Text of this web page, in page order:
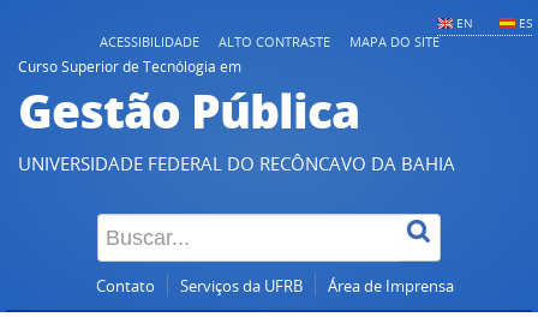
EN ES
ACESSIBILIDADE ALTO CONTRASTE
MAPA DO SITE
Curso Superior de Tecnólogia em
Gestão Pública
UNIVERSIDADE FEDERAL DO RECÔNCAVO DA BAHIA
Contato Serviços da UFRB Área de Imprensa